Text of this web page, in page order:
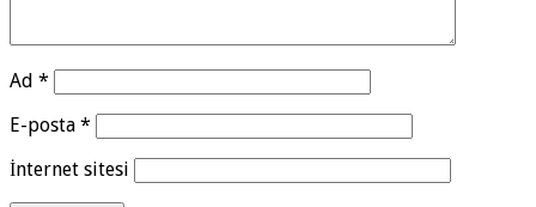
Ad *
E-posta *
İnternet sitesi